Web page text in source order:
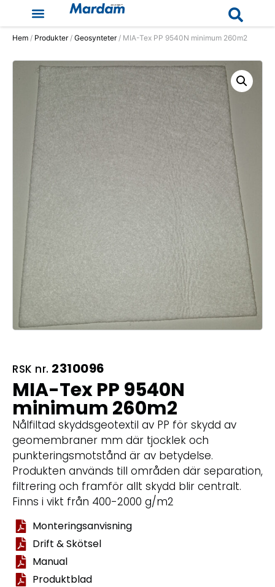
Hem / Produkter/ Geosynteter/ MIA-Tex PP 9540N minimum 260m2
RSK nr. 2310096
MIA-Tex PP 9540N
minimum 260m2
Nålfiltad skyddsgeotextil av PP för skydd av
geomembraner mm där tjocklek och
punkteringsmotstånd är av betydelse.
Produkten används till områden där separation,
filtrering och framför allt skydd blir centralt.
Finns i vikt från 400-2000 g/m2
Monteringsanvisning
Drift & Skötsel
Manual
Produktblad